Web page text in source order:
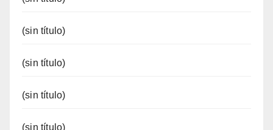
(sin título)
(sin título)
(sin título)
(sin título)